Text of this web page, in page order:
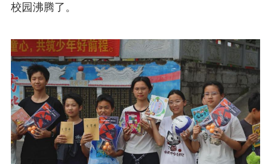
校园沸腾了。